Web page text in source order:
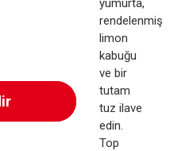
yumurta,
rendelenmiş
limon
kabuğu
ve bir
tutam
tuz ilave
edin.
Top